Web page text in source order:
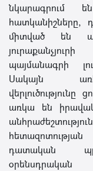
նկարագրում
հատկանիշները,
միտված են
պայմանագրի
Սակայն
վերլուծությունը
առկա են
հետազոտության
դատական
օրենսդրական